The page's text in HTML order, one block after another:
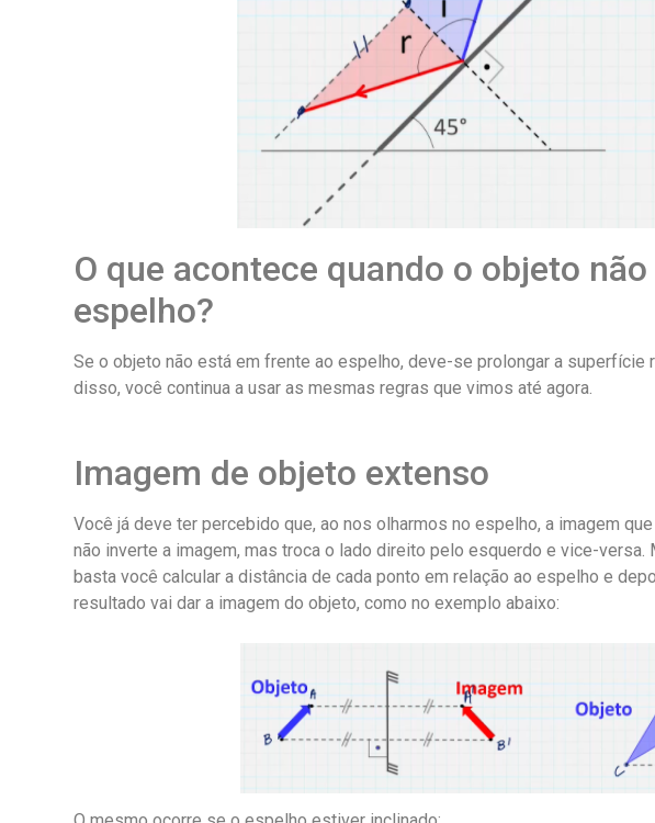
O que acontece quando o objeto
espelho?
Se o objeto não está em frente ao espelho, deve-se prolongar a superfície
disso, você continua a usar as mesmas regras que vimos até agora.
Imagem de objeto extenso
Você já deve ter percebido que, ao nos olharmos no espelho, a imagem
não inverte a imagem, mas troca o lado direito pelo esquerdo e vice-versa.
basta você calcular a distância de cada ponto em relação ao espelho e
resultado vai dar a imagem do objeto, como no exemplo abaixo: